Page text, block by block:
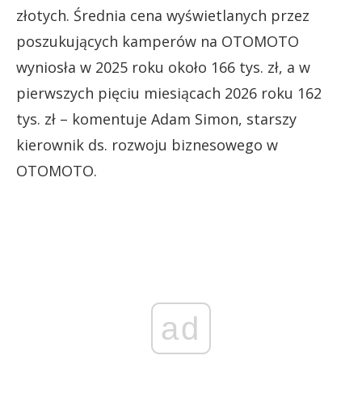
złotych. Średnia cena wyświetlanych przez
poszukujących kamperów na OTOMOTO
wyniosła w 2025 roku około 166 tys. zł, a w
pierwszych pięciu miesiącach 2026 roku 162
tys. zł – komentuje Adam Simon, starszy
kierownik ds. rozwoju biznesowego w
OTOMOTO.
ad